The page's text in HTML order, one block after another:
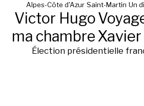
Alpes-Côte d'Azur Saint-Martin Un
Victor Hugo
ma chambre
Élection présidentielle